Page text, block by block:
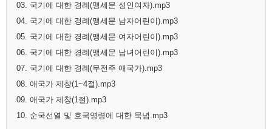
03. 국기에 대한 경례(맹세문 성인여자).mp3
04. 국기에 대한 경례(맹세문 남자어린이).mp3
05. 국기에 대한 경례(맹세문 여자어린이).mp3
06. 국기에 대한 경례(맹세문 남녀어린이).mp3
07. 국기에 대한 경례(무전주 애국가).mp3
08. 애국가 제창(1~4절).mp3
09. 애국가 제창(1절).mp3
10. 순국선열 및 호국영령에 대한 묵념.mp3